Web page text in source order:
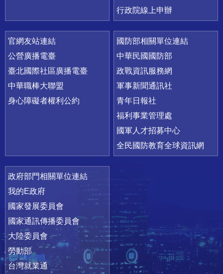
行政院線上申辦
官網友站連結
公營廣播電臺
臺北國際社區廣播電臺
中華職棒大聯盟
身心障礙者權利公約
國防部相關單位連結
中華民國國防部
政戰資訊服務網
軍事新聞通訊社
青年日報社
福利事業管理處
國軍人才招募中心
全民國防教育全球資訊網
政府部門相關單位連結
我的E政府
國家發展委員會
國家通訊傳播委員會
大陸委員會
勞動部
台灣就業通